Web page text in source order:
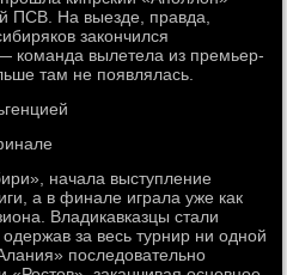
ПСВ. На выезде, правда,
закончился
команда вылетела из премьер-
там не появлялась.
начала выступление
а в финале играла уже как
Владикавказцы стали
за весь турнир ни одной
последовательно